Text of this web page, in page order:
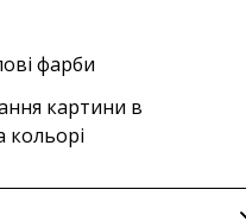
NOK (kr)
CAD (C$)
AUD (A$)
фарби
картини в
кольорі